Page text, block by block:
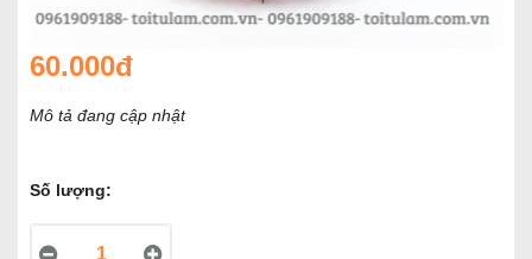
60.000đ
Mô tả đang cập nhật
Số lượng: